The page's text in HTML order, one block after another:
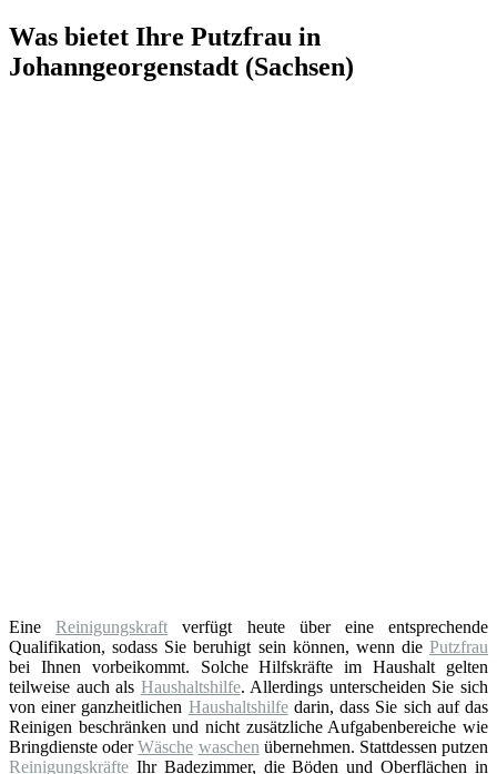
Was bietet Ihre Putzfrau in
Johanngeorgenstadt (Sachsen)
EineReinigungskraft verfügt heute über eine entsprechende
Qualifikation, sodass Sie beruhigt sein können, wenn die Putzfrau
bei Ihnen vorbeikommt. Solche Hilfskräfte im Haushalt gelten
teilweise auch als Haushaltshilfe. Allerdings unterscheiden Sie sich
von einer ganzheitlichen Haushaltshilfedarin, dass Sie sich auf das
Reinigen beschränken und nicht zusätzliche Aufgabenbereiche wie
Bringdienste oderWäsche waschen übernehmen. Stattdessen putzen
Reinigungskräfte Ihr Badezimmer, die Böden und Oberflächen in